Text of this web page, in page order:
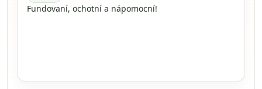
Fundovaní, ochotní a nápomocní!